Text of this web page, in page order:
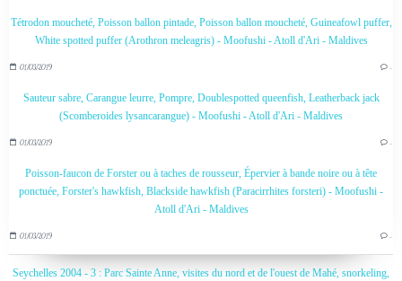
Tétrodon moucheté, Poisson ballon pintade, Poisson ballon moucheté, Guineafowl puffer,
White spotted puffer (Arothron meleagris) - Moofushi - Atoll d'Ari - Maldives
01/03/2019 …
Sauteur sabre, Carangue leurre, Pompre, Doublespotted queenfish, Leatherback jack
(Scomberoides lysancarangue) - Moofushi - Atoll d'Ari - Maldives
01/03/2019 …
Poisson-faucon de Forster ou à taches de rousseur, Épervier à bande noire ou à tête
ponctuée, Forster's hawkfish, Blackside hawkfish (Paracirrhites forsteri) - Moofushi -
Atoll d'Ari - Maldives
01/03/2019 …
Seychelles 2004 - 3 : Parc Sainte Anne, visites du nord et de l'ouest de Mahé, snorkeling,